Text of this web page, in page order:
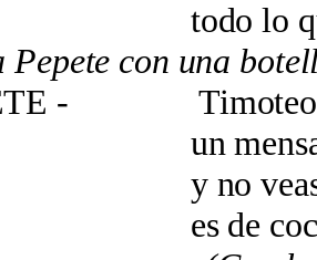
lo que el
Pepete con una
- Timoteo,
mensaje
veas
de